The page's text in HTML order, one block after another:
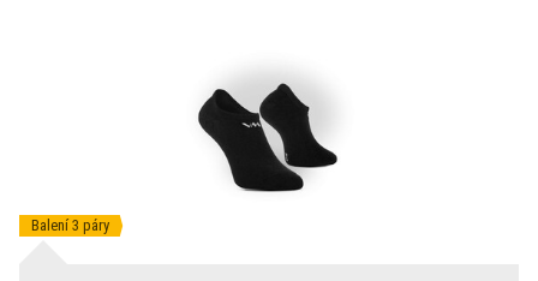
Balení 3 páry